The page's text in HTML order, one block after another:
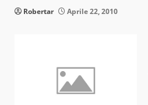
Robertar Aprile 22, 2010